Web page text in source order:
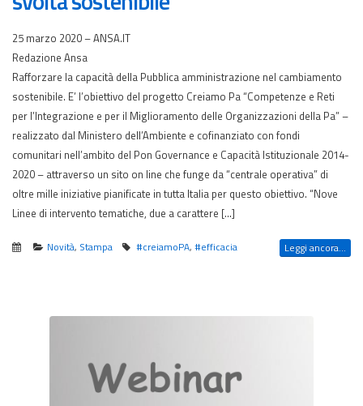
25 marzo 2020 – ANSA.IT
Redazione Ansa
Rafforzare la capacità della Pubblica amministrazione nel cambiamento
sostenibile. E’ l’obiettivo del progetto Creiamo Pa “Competenze e Reti
per l’Integrazione e per il Miglioramento delle Organizzazioni della Pa” –
realizzato dal Ministero dell’Ambiente e cofinanziato con fondi
comunitari nell’ambito del Pon Governance e Capacità Istituzionale 2014-
2020 – attraverso un sito on line che funge da “centrale operativa” di
oltre mille iniziative pianificate in tutta Italia per questo obiettivo. “Nove
Linee di intervento tematiche, due a carattere […]
Novità, Stampa #creiamoPA,#efficacia Leggi ancora...